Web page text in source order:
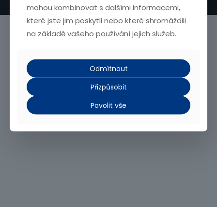
mohou kombinovat s dalšími informacemi,
které jste jim poskytli nebo které shromáždili
na základě vašeho používání jejich služeb.
Odmítnout
Přizpůsobit
Povolit vše